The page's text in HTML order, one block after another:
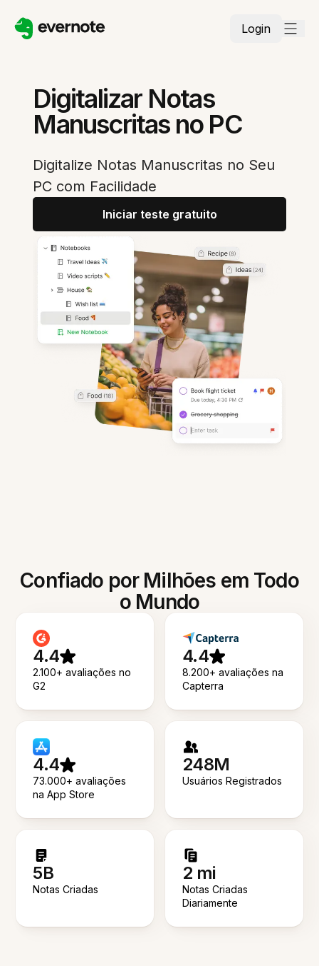
Login
Digitalizar Notas
Manuscritas no PC
Digitalize Notas Manuscritas no Seu
PC com Facilidade
Iniciar teste gratuito
Confiado por Milhões em Todo
o Mundo
4.4
2.100+ avaliações no
G2
4.4
8.200+ avaliações na
Capterra
4.4
73.000+ avaliações
na App Store
248M
Usuários Registrados
5B
Notas Criadas
2 mi
Notas Criadas
Diariamente